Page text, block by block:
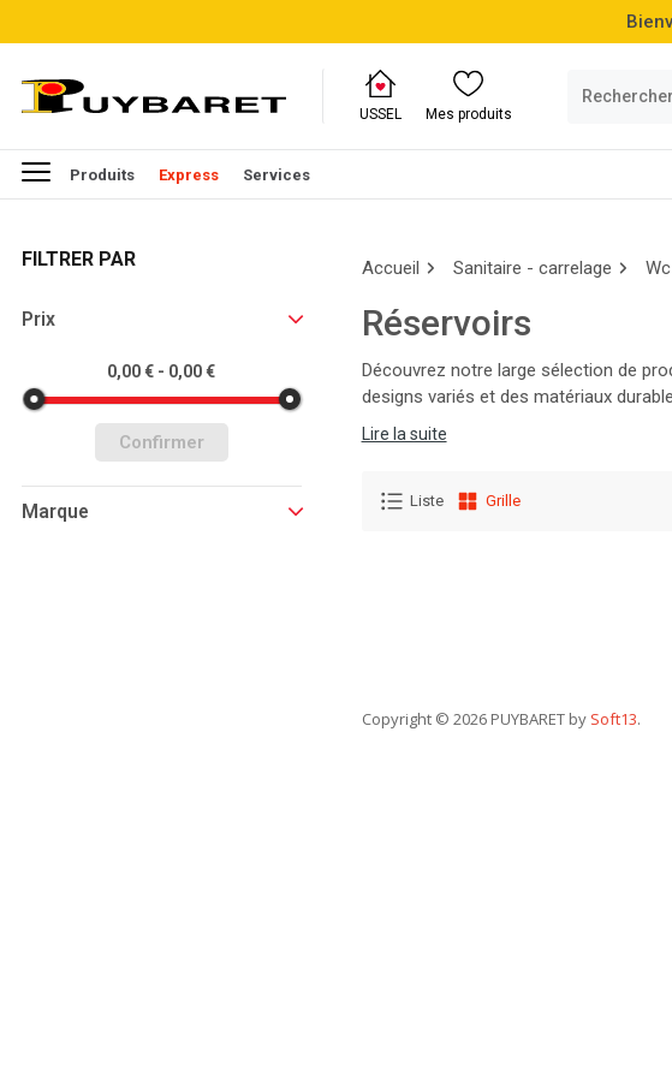
USSEL Mes produits
Produits Express Services
FILTRER PAR
Prix
0,00 € - 0,00 €
Confirmer
Marque
Accueil Sanitaire - carrelage Wc
Réservoirs
Découvrez notre large sélection de
designs variés et des matériaux
intérieurs avec Puybaret!
Lire la suite
Liste Grille
Copyright© 2026 PUYBARET by Soft13.